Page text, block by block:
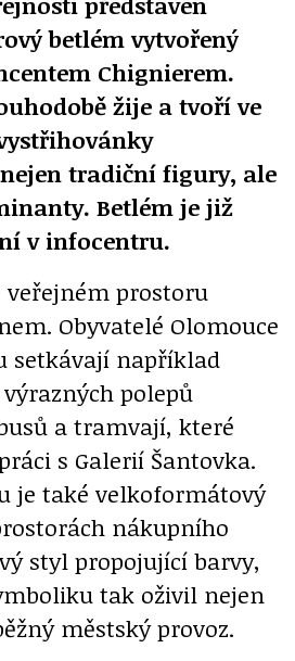
betlém vytvořený
Chignierem.
žije a tvoří ve
tradiční figury, ale
Betlém je již
v infocentru.
veřejném prostoru
Obyvatelé Olomouce
setkávají například
polepů
a tramvají, které
s Galerií Šantovka.
je také velkoformátový
nákupního
styl propojující barvy,
tak oživil nejen
městský provoz.